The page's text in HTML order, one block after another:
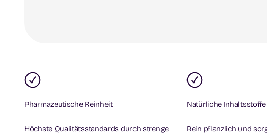
Pharmazeutische Reinheit
Höchste Qualitätsstandards durch strenge
Natürliche Inhaltsstoffe
Rein pflanzlich und